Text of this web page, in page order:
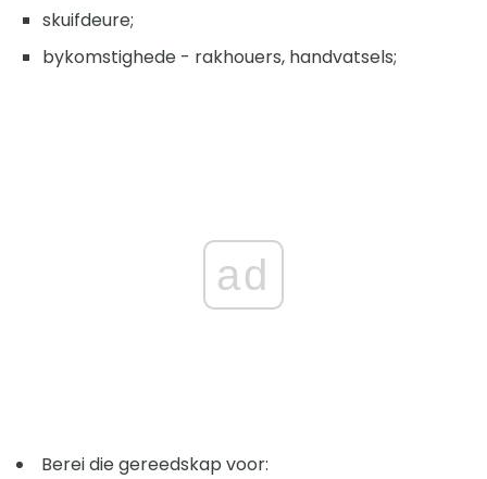
skuifdeure;
bykomstighede - rakhouers, handvatsels;
ad
Berei die gereedskap voor: